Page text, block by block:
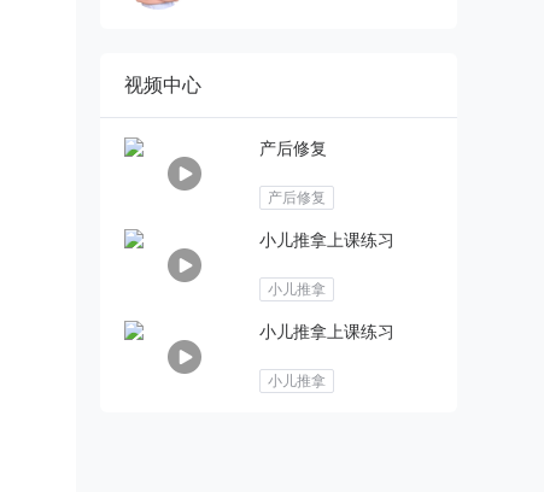
视频中心
产后修复
产后修复
小儿推拿上课练习
小儿推拿
小儿推拿上课练习
小儿推拿